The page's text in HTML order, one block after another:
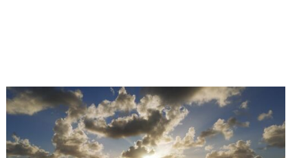
wijdde een groot deel van zijn vijf
weken navigatie aan het
fotograferen ervan. Over deze
ervaring vertelt hij: “Door naar het